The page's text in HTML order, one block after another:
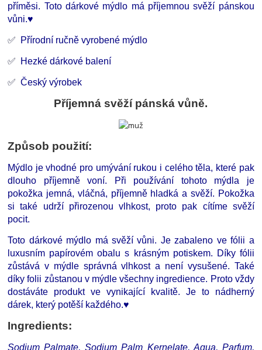
příměsi. Toto dárkové mýdlo má příjemnou svěží pánskou
vůni.♥
✅ Přírodní ručně vyrobené mýdlo
✅ Hezké dárkové balení
✅Český výrobek
Příjemná svěží pánská vůně.
Způsob použití:
Mýdlo je vhodné pro umývání rukou i celého těla, které pak
dlouho příjemně voní. Při používání tohoto mýdla je
pokožka jemná, vláčná, příjemně hladká a svěží. Pokožka
si také udrží přirozenou vlhkost, proto pak cítíme svěží
pocit.
Toto dárkové mýdlo má svěží vůni. Je zabaleno ve fólii a
luxusním papírovém obalu s krásným potiskem. Díky fólii
zůstává v mýdle správná vlhkost a není vysušené. Také
díky folii zůstanou v mýdle všechny ingredience. Proto vždy
dostáváte produkt ve vynikající kvalitě. Je to nádherný
dárek, který potěší každého.♥
Ingredients:
Sodium Palmate, Sodium Palm Kernelate, Aqua, Parfum,